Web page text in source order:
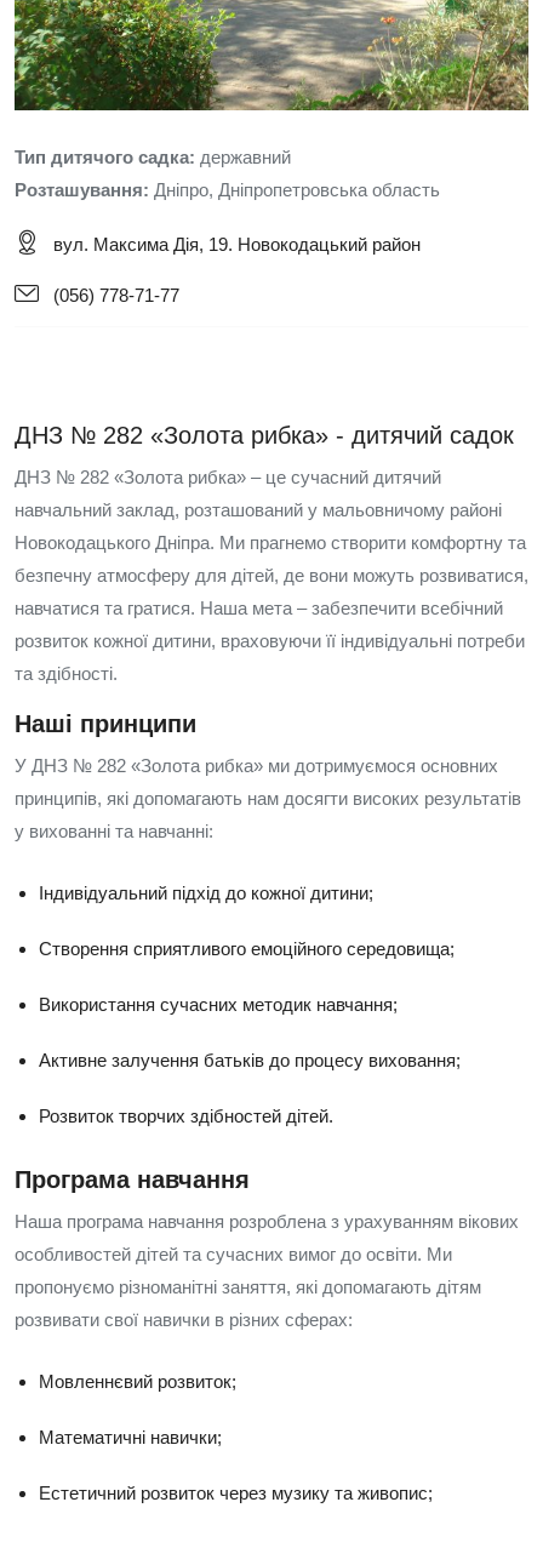
Тип дитячого садка: державний
Розташування: Дніпро, Дніпропетровська область
вул. Максима Дія, 19. Новокодацький район
(056) 778-71-77
ДНЗ № 282 «Золота рибка» - дитячий садок
ДНЗ № 282 «Золота рибка» – це сучасний дитячий
навчальний заклад, розташований у мальовничому районі
Новокодацького Дніпра. Ми прагнемо створити комфортну та
безпечну атмосферу для дітей, де вони можуть розвиватися,
навчатися та гратися. Наша мета – забезпечити всебічний
розвиток кожної дитини, враховуючи її індивідуальні потреби
та здібності.
Наші принципи
У ДНЗ № 282 «Золота рибка» ми дотримуємося основних
принципів, які допомагають нам досягти високих результатів
у вихованні та навчанні:
Індивідуальний підхід до кожної дитини;
Створення сприятливого емоційного середовища;
Використання сучасних методик навчання;
Активне залучення батьків до процесу виховання;
Розвиток творчих здібностей дітей.
Програма навчання
Наша програма навчання розроблена з урахуванням вікових
особливостей дітей та сучасних вимог до освіти. Ми
пропонуємо різноманітні заняття, які допомагають дітям
розвивати свої навички в різних сферах:
Мовленнєвий розвиток;
Математичні навички;
Естетичний розвиток через музику та живопис;